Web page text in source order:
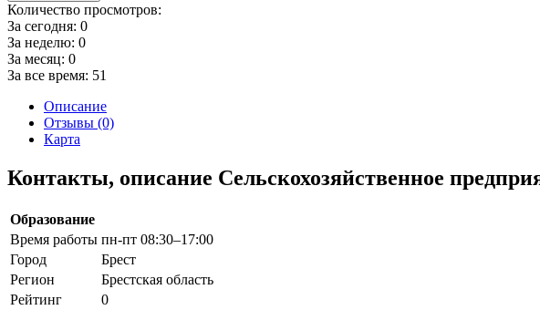
Количество просмотров:
За сегодня: 0
За неделю: 0
За месяц: 0
За все время: 51
Описание
Отзывы (0)
Карта
Контакты, описание Сельскохозяйственное
Образование
Время работы пн-пт 08:30–17:00
Город
Брест
Регион
Брестская область
Рейтинг
0